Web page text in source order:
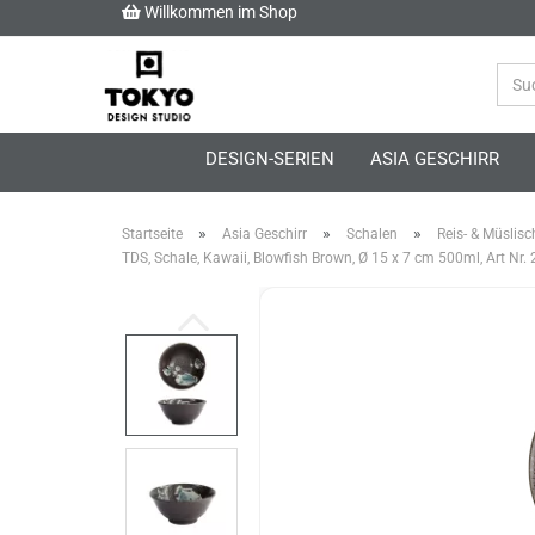
Willkommen im Shop
DESIGN-SERIEN ASIA GESCHIRR
Startseite » Asia Geschirr » Schalen » Reis- &
TDS, Schale, Kawaii, Blowfish Brown, Ø 15 x 7 cm 500ml, Art Nr.